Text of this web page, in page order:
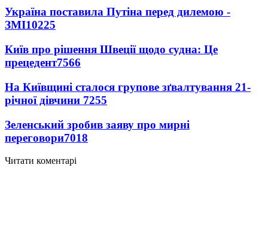
Україна поставила Путіна перед дилемою -
ЗМІ10225
Київ про рішення Швеції щодо судна: Це
прецедент7566
На Київщині сталося групове зґвалтування 21-
річної дівчини 7255
Зеленський зробив заяву про мирні
переговори7018
Читати коментарі